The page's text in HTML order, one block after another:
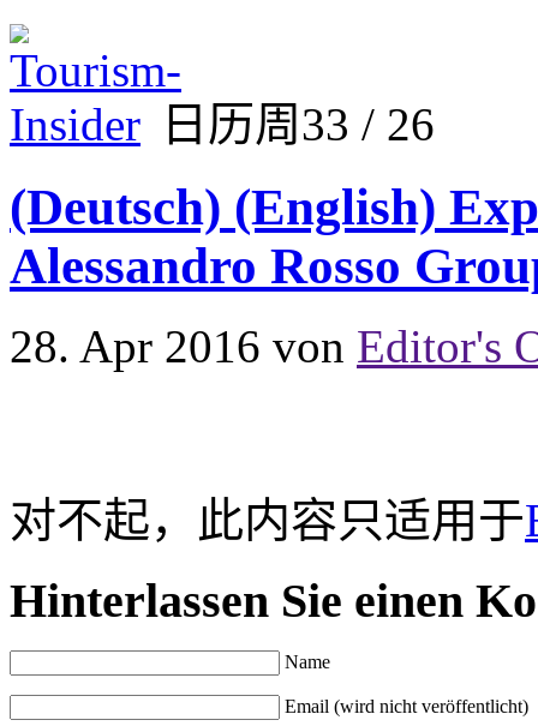
日历周33 / 26
(Deutsch) (English)
Alessandro Rosso
28. Apr 2016 von Editor's
对不起，此内容只适用于
Hinterlassen Sie einen
Name
Email (wird nicht veröffentlicht)